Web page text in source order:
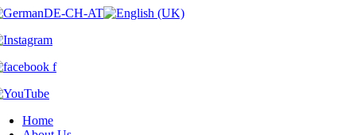
Home